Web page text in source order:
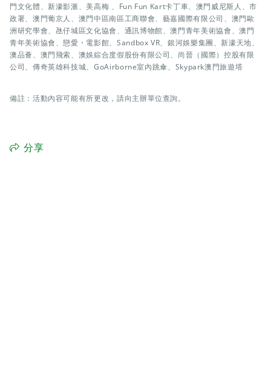
門文化體、新濠影滙、美高梅 、Fun Fun Kart卡丁車、澳門威尼斯人、市
政署、澳門葡京人、澳門中區南區工商聯會、藝嘉國際有限公司、澳門歐
洲研究學會、氹仔城區文化協會、通訊博物館、澳門青年美術協會、澳門
青年美術協會、戀愛・電影館、Sandbox VR、銀河娛樂集團、新濠天地、
澳品薈、澳門飛索、澳娛綜合度假股份有限公司、尚晉（國際）控股有限
公司、傳奇英雄科技城、GoAirborne室內跳傘、Skypark澳門旅遊塔
備註：活動內容可能有所更改，請向主辦單位查詢。
分享